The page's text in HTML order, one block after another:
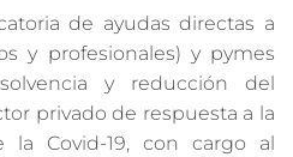
de ayudas directas a
y profesionales) y pymes
y reducción del
privado de respuesta a la
la Covid-19, con cargo al